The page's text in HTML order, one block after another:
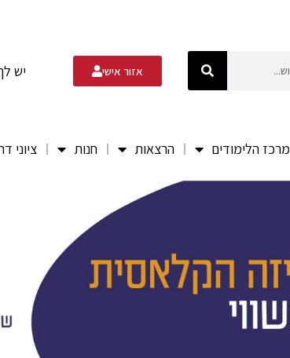
אזור אישי יש
מרכז הלימודים הרצאות חנות ציוני